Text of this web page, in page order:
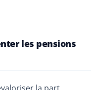
les pensions